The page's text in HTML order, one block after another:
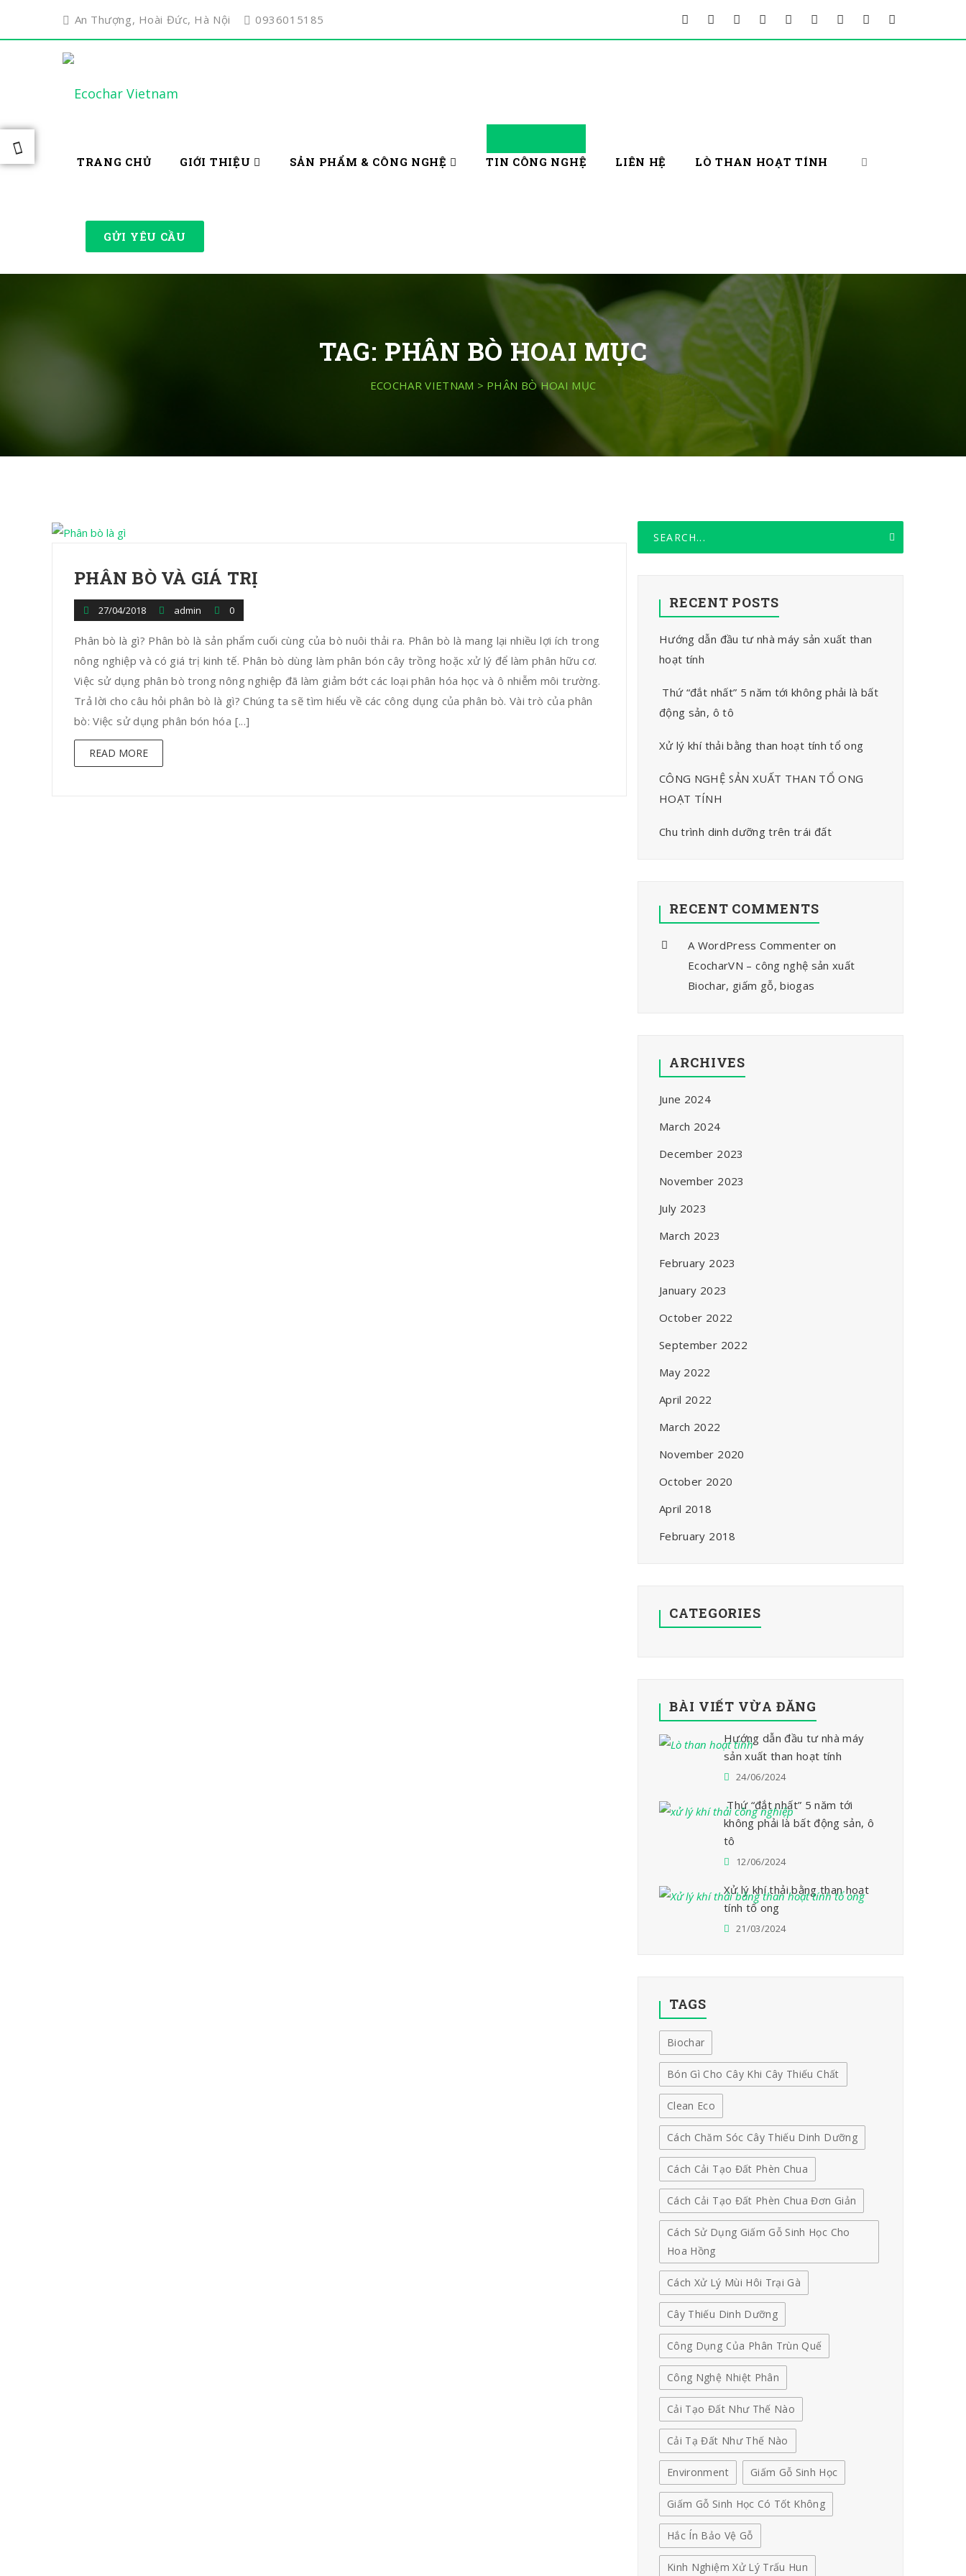
An Thượng, Hoài Đức, Hà Nội 0936015185
TRANG CHỦ GIỚI THIỆU SẢN PHẨM & CÔNG NGHỆ TIN CÔNG NGHỆ LIÊN HỆ LÒ THAN HOẠT TÍNH
GỬI YÊU CẦU
TAG: PHÂN BÒ HOAI MỤC
ECOCHAR VIETNAM > PHÂN BÒ HOAI MỤC
PHÂN BÒ VÀ GIÁ TRỊ
27/04/2018 admin 0
Phân bò là gì? Phân bò là sản phẩm cuối cùng của bò nuôi thải ra. Phân bò là mang lại nhiều lợi ích trong
nông nghiệp và có giá trị kinh tế. Phân bò dùng làm phân bón cây trồng hoặc xử lý để làm phân hữu cơ.
Việc sử dụng phân bò trong nông nghiệp đã làm giảm bớt các loại phân hóa học và ô nhiễm môi trường.
Trả lời cho câu hỏi phân bò là gì? Chúng ta sẽ tìm hiểu về các công dụng của phân bò. Vài trò của phân
bò: Việc sử dụng phân bón hóa [...]
READ MORE
RECENT POSTS
Hướng dẫn đầu tư nhà máy sản xuất than
hoạt tính
Thứ “đắt nhất” 5 năm tới không phải là bất
động sản, ô tô
Xử lý khí thải bằng than hoạt tính tổ ong
CÔNG NGHỆ SẢN XUẤT THAN TỔ ONG
HOẠT TÍNH
Chu trình dinh dưỡng trên trái đất
RECENT COMMENTS
A WordPress Commenter on
EcocharVN – công nghệ sản xuất
Biochar, giấm gỗ, biogas
ARCHIVES
June 2024
March 2024
December 2023
November 2023
July 2023
March 2023
February 2023
January 2023
October 2022
September 2022
May 2022
April 2022
March 2022
November 2020
October 2020
April 2018
February 2018
CATEGORIES
BÀI VIẾT VỪA ĐĂNG
Hướng dẫn đầu tư nhà máy
sản xuất than hoạt tính
24/06/2024
Thứ “đắt nhất” 5 năm tới
không phải là bất động sản, ô
tô
12/06/2024
Xử lý khí thải bằng than hoạt
tính tổ ong
21/03/2024
TAGS
Biochar
Bón Gì Cho Cây Khi Cây Thiếu Chất
Clean Eco
Cách Chăm Sóc Cây Thiếu Dinh Dưỡng
Cách Cải Tạo Đất Phèn Chua
Cách Cải Tạo Đất Phèn Chua Đơn Giản
Cách Sử Dụng Giấm Gỗ Sinh Học Cho
Hoa Hồng
Cách Xử Lý Mùi Hôi Trại Gà
Cây Thiếu Dinh Dưỡng
Công Dụng Của Phân Trùn Quế
Công Nghệ Nhiệt Phân
Cải Tạo Đất Như Thế Nào
Cải Tạ Đất Như Thế Nào
Environment Giấm Gỗ Sinh Học
Giấm Gỗ Sinh Học Có Tốt Không
Hắc Ín Bảo Vệ Gỗ
Kinh Nghiệm Xử Lý Trấu Hun